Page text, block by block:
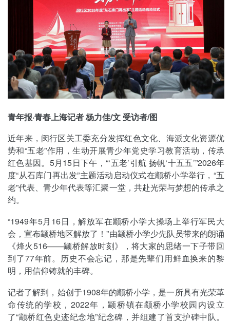
青年报·青春上海记者 杨力佳/文 受访者/图
近年来，闵行区关工委充分发挥红色文化、海派文化资源优
势和“五老”作用，生动开展青少年党史学习教育活动，传承
红色基因。5月15日下午，“‘五老’引航 扬帆‘十五五’”2026年
度“从石库门再出发”主题活动启动仪式在颛桥小学举行，“五
老”代表、青少年代表等汇聚一堂，共赴光荣与梦想的传承之
约。
“1949年5月16日，解放军在颛桥小学大操场上举行军民大
会，宣布颛桥地区解放了！”由颛桥小学少先队员带来的朗诵
《烽火516——颛桥解放时刻》，将大家的思绪一下子带回
到了77年前。历史不会忘记，那是先辈们用鲜血换来的黎
明，用信仰铸就的丰碑。
记者了解到，始创于1908年的颛桥小学，是一所具有光荣革
命传统的学校，2022年，颛桥镇在颛桥小学校园内设立
了“颛桥红色史迹纪念地”纪念碑，并组建了首支护碑中队。